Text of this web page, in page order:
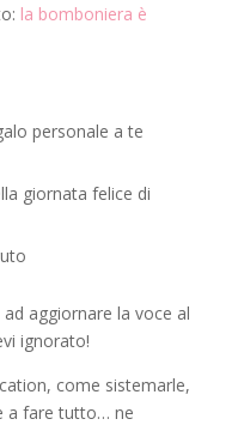
la bomboniera è
personale a te
giornata felice di
aggiornare la voce al
ignorato!
come sistemarle,
a fare tutto… ne